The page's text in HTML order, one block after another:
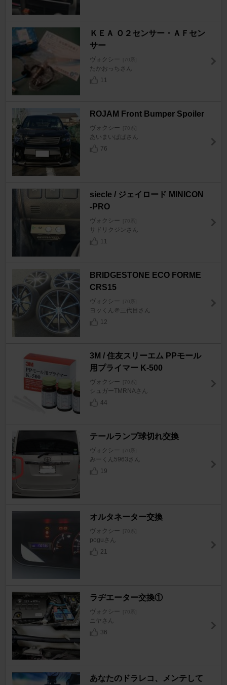
ＫＥＡ Ｏ２センサー・ＡＦセン
サー
ヴォクシー [70系]
たかおっちさん
11
ROJAM Front Bumper Spoiler
ヴォクシー [70系]
あいまいぱぱさん
76
siecle / ジェイロード MINICON
-PRO
ヴォクシー [70系]
サドリクジンさん
11
BRIDGESTONE ECO FORME
CRS15
ヴォクシー [70系]
ヨッくん＠三代目さん
12
3M / 住友スリーエム PPモール
用プライマー K-500
ヴォクシー [70系]
シュガーTMRNAさん
44
テールランプ球切れ交換
ヴォクシー [70系]
みーくん5963さん
19
オルタネーター交換
ヴォクシー [70系]
poguさん
21
ラヂエーター交換①
ヴォクシー [70系]
ニヤさん
36
あなたのドラレコ、メンテして